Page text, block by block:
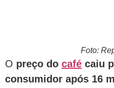
Foto:
O preço do café caiu
consumidor após 16